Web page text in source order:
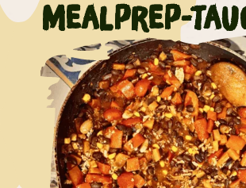
mealprep-